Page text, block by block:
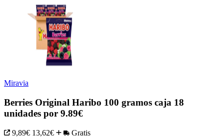
Miravia
Berries Original Haribo 100 gramos caja 18
unidades por 9.89€
9,89€ 13,62€ Gratis